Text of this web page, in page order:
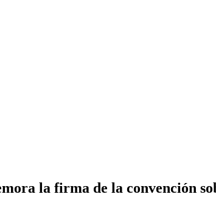
la firma de la convención